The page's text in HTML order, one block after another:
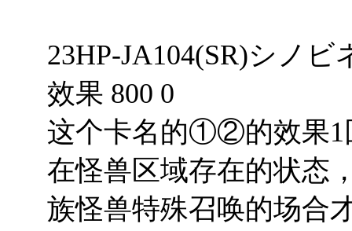
23HP-JA104(SR)シノ
效果 800 0
这个卡名的①②的效果1
在怪兽区域存在的状态
族怪兽特殊召唤的场合